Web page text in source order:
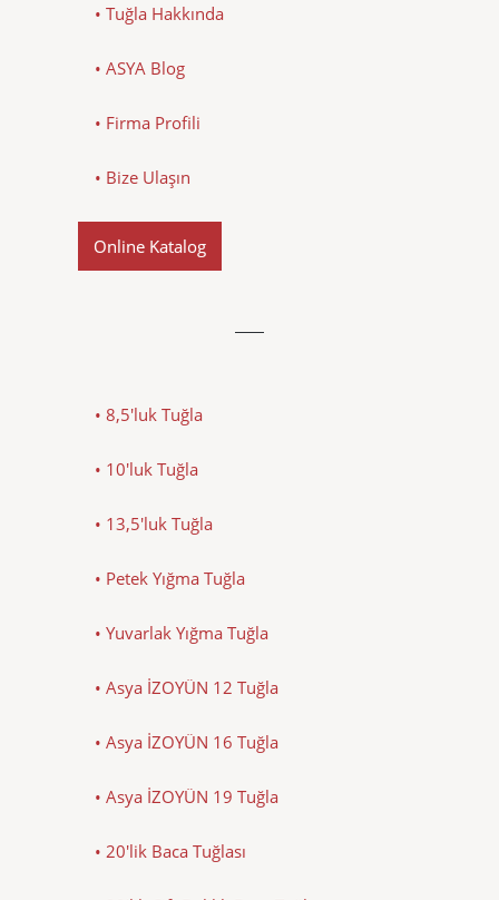
• Tuğla Hakkında
• ASYA Blog
• Firma Profili
• Bize Ulaşın
Online Katalog
• 8,5'luk Tuğla
• 10'luk Tuğla
• 13,5'luk Tuğla
• Petek Yığma Tuğla
• Yuvarlak Yığma Tuğla
• Asya İZOYÜN 12 Tuğla
• Asya İZOYÜN 16 Tuğla
• Asya İZOYÜN 19 Tuğla
• 20'lik Baca Tuğlası